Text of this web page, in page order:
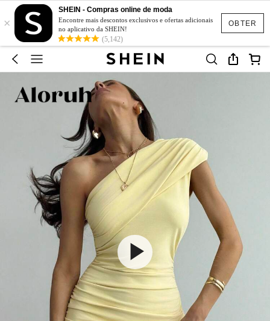
OBTER
×
SHEIN - Compras online de moda
Encontre mais descontos exclusivos e ofertas adicionais
no aplicativo da SHEIN!
(5,142)